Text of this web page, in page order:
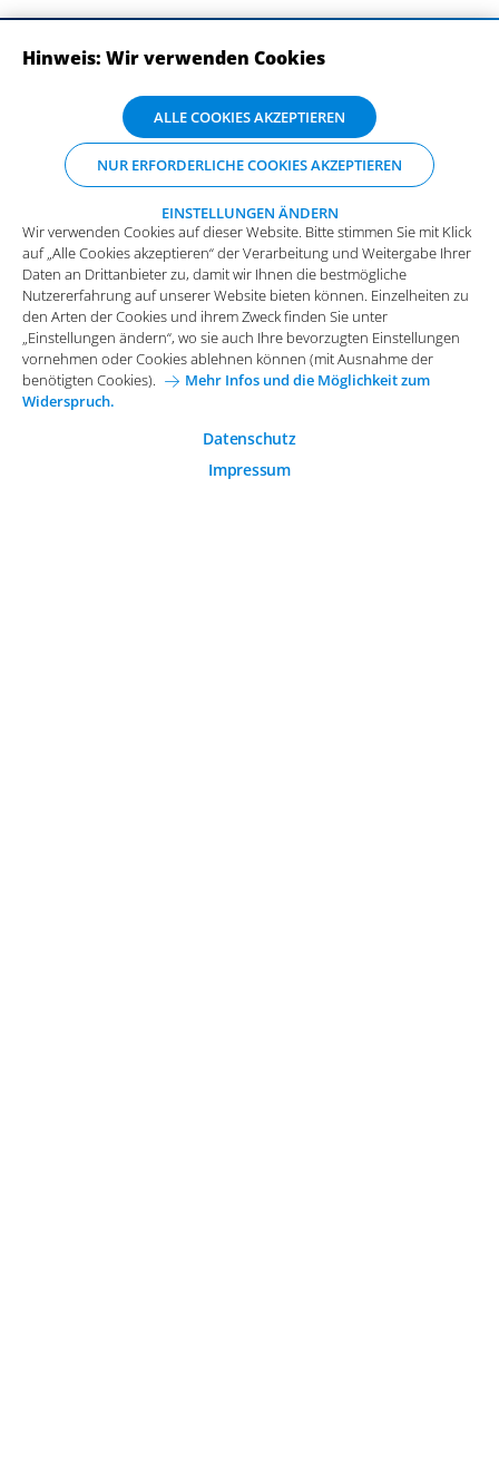
Impressum Datenschutz
Allgemeine Einkaufsbedingungen
Karriere bei Arvato Systems Kontakt
Wir verwenden Cookies auf dieser Website. Bitte stimmen Sie mit Klick
auf „Alle Cookies akzeptieren“ der Verarbeitung und Weitergabe Ihrer
Daten an Drittanbieter zu, damit wir Ihnen die bestmögliche
Nutzererfahrung auf unserer Website bieten können. Einzelheiten zu
den Arten der Cookies und ihrem Zweck finden Sie unter
„Einstellungen ändern“, wo sie auch Ihre bevorzugten Einstellungen
vornehmen oder Cookies ablehnen können (mit Ausnahme der
benötigten Cookies).
Mehr Infos und die Möglichkeit zum
Widerspruch.
Datenschutz
Impressum
Hinweis: Wir verwenden Cookies
ALLE COOKIES AKZEPTIEREN
NUR ERFORDERLICHE COOKIES AKZEPTIEREN
EINSTELLUNGEN ÄNDERN
Wir verwenden Cookies auf dieser Website. Bitte stimmen Sie mit Klick
auf „Alle Cookies akzeptieren“ der Verarbeitung und Weitergabe Ihrer
Daten an Drittanbieter zu, damit wir Ihnen die bestmögliche
Nutzererfahrung auf unserer Website bieten können. Einzelheiten zu
den Arten der Cookies und ihrem Zweck finden Sie unter
„Einstellungen ändern“, wo sie auch Ihre bevorzugten Einstellungen
vornehmen oder Cookies ablehnen können (mit Ausnahme der
benötigten Cookies).
Mehr Infos und die Möglichkeit zum
Widerspruch.
Funktionale Cookies
Diese Cookies sind essenziell wichtig für die einwandfreie
Funktion der Website.
Analytische Cookies
Analytische Cookies werden verwendet, um das